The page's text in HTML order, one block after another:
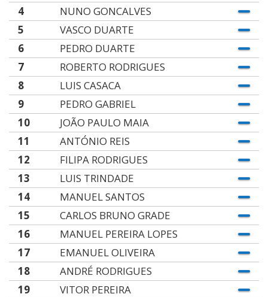
4
NUNO GONCALVES
5
VASCO DUARTE
6
PEDRO DUARTE
7
ROBERTO RODRIGUES
8
LUIS CASACA
9
PEDRO GABRIEL
10
JOÃO PAULO MAIA
11
ANTÓNIO REIS
12
FILIPA RODRIGUES
13
LUIS TRINDADE
14
MANUEL SANTOS
15
CARLOS BRUNO GRADE
16
MANUEL PEREIRA LOPES
17
EMANUEL OLIVEIRA
18
ANDRÉ RODRIGUES
19
VITOR PEREIRA